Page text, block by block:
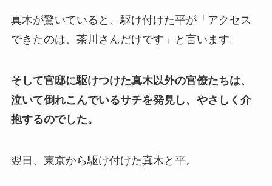
真木が驚いていると、駆け付けた平が「アクセス
できたのは、茶川さんだけです」と言います。
そして官邸に駆けつけた真木以外の官僚たちは、
泣いて倒れこんでいるサチを発見し、やさしく介
抱するのでした。
翌日、東京から駆け付けた真木と平。